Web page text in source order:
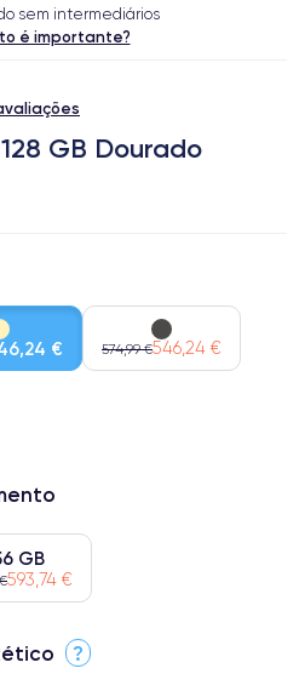
sem intermediários
é importante?
GB Dourado
€ 574,99 €546,24 €
GB
593,74 €
?